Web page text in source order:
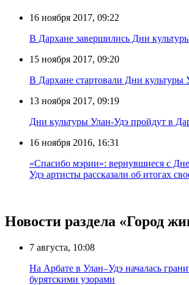
16 ноября 2017, 09:22
В Дархане завершились Дни
15 ноября 2017, 09:20
В Дархане стартовали Дни культуры
13 ноября 2017, 09:19
Дни культуры Улан-Удэ пройдут в
16 ноября 2016, 16:31
«Спасибо мэрии»: вернувшиеся с
Удэ артисты рассказали об итогах
Новости раздела «Город
7 августа, 10:08
На Арбате в Улан–Удэ началась
бурятскими узорами